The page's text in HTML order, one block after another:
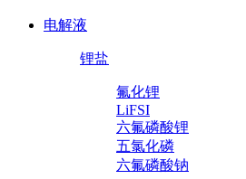
电解液
锂盐
氟化锂
LiFSI
六氟磷酸锂
五氯化磷
六氟磷酸钠